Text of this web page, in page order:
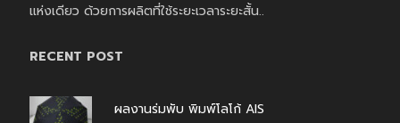
แห่งเดียว ด้วยการผลิตที่ใช้ระยะเวลาระยะสั้น..
RECENT POST
ผลงานร่มพับ พิมพ์โลโก้ AIS